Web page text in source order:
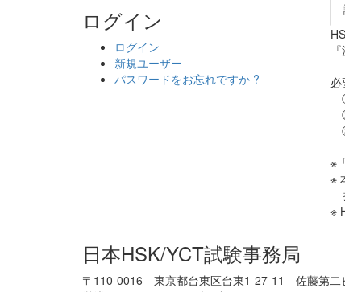
※
※
※
ログイン
ログイン
新規ユーザー
パスワードをお忘れですか ?
日本HSK/YCT試験事務局
〒110-0016 東京都台東区台東1-27-11 佐藤第二